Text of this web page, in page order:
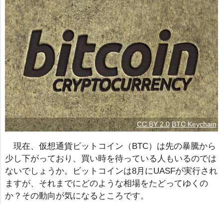
CC BY 2.0 BTC Keychain
現在、仮想通貨ビットコイン（BTC）は先の暴騰から
少し下がっており、買い時を待っている人もいるのでは
ないでしょうか。ビットコインは8月にUASFが実行され
ますが、それまでにどのような相場をたどってゆくの
か？その動向が気になるところです。